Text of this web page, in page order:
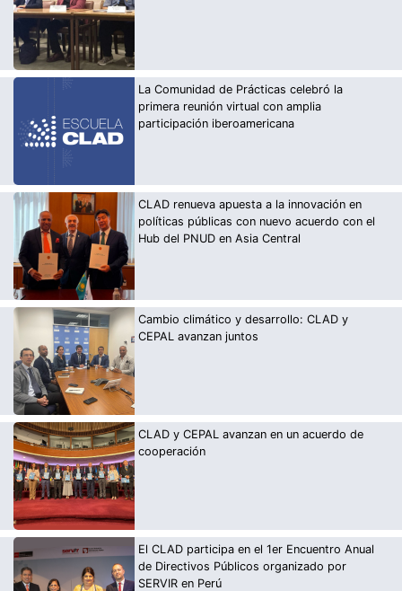
La Comunidad de Prácticas celebró la
primera reunión virtual con amplia
participación iberoamericana
CLAD renueva apuesta a la innovación en
políticas públicas con nuevo acuerdo con el
Hub del PNUD en Asia Central
Cambio climático y desarrollo: CLAD y
CEPAL avanzan juntos
CLAD y CEPAL avanzan en un acuerdo de
cooperación
El CLAD participa en el 1er Encuentro Anual
de Directivos Públicos organizado por
SERVIR en Perú